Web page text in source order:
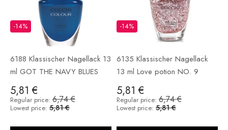
6188 Klassischer Nagellack 13
ml GOT THE NAVY BLUES
5,81 €
-14%
Regular price: 6,74 €
Lowest price: 5,81 €
6135 Klassischer Nagellack
13 ml Love potion NO. 9
5,81 €
-14%
Regular price: 6,74 €
Lowest price: 5,81 €